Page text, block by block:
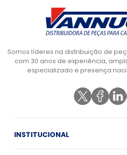
Somos líderes na distribuição de
com 30 anos de experiência,
especializado e presença
INSTITUCIONAL